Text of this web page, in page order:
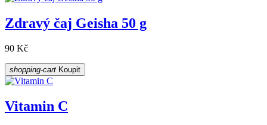
Zdravý čaj Geisha 50 g
90 Kč
shopping-cart Koupit
Vitamin C